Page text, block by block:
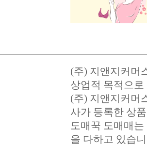
(주) 지앤지커머
상업적 목적으
(주) 지앤지커머
사가 등록한 상
도매꾹 도매매
을 다하고 있습